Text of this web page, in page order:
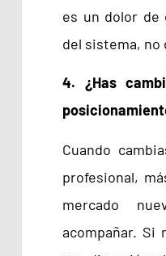
es un dolor de
del sistema, no
4. ¿Has
Cuando
profesional,
mercado
acompañar. Si